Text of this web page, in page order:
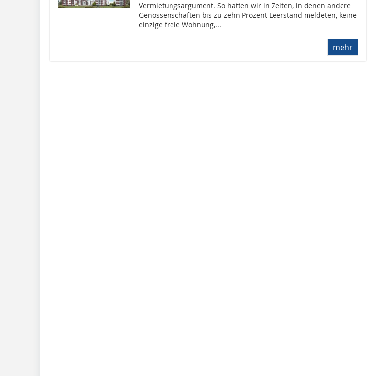
Vermietungsargument. So hatten wir in Zeiten, in denen andere
Genossenschaften bis zu zehn Prozent Leerstand meldeten, keine
einzige freie Wohnung,...
mehr